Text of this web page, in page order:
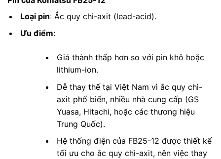
Loại pin: Ắc quy chì-axit (lead-acid).
Ưu điểm:
Giá thành thấp hơn so với pin khô hoặc
lithium-ion.
Dễ thay thế tại Việt Nam vì ắc quy chì-
axit phổ biến, nhiều nhà cung cấp (GS
Yuasa, Hitachi, hoặc các thương hiệu
Trung Quốc).
Hệ thống điện của FB25-12 được thiết kế
tối ưu cho ắc quy chì-axit, nên việc thay